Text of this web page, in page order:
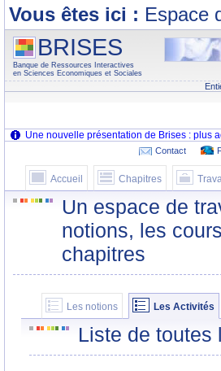
Vous êtes ici : Espace
BRISES
Banque de Ressources Interactives
en Sciences Economiques et Sociales
Contact
Accueil Chapitres
Un espace de
notions, les
chapitres
Les notions Les Activités
Liste de toutes